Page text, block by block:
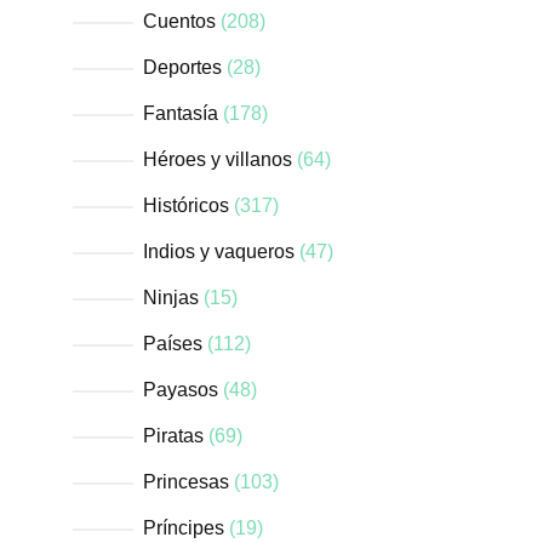
Cuentos 208
Deportes 28
Fantasía 178
Héroes y villanos 64
Históricos 317
Indios y vaqueros 47
Ninjas 15
Países 112
Payasos 48
Piratas 69
Princesas 103
Príncipes 19